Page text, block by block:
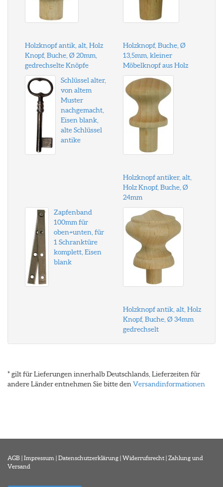
Holzknopf antik, alt, Holz
Knopf, Buche, Ø 20mm,
gedrechselte Knöpfe
Holzknopf, Buche, Ø
13,5mm, kleiner
Möbelknopf aus Holz
Schlüssel alter,
von altem
Muster
nachgemacht,
Eisen blank,
alte Schlüssel
antike
Holzknopf antiker, alt,
Holz Knopf, Buche, Ø
24mm
Zapfenband
100mm für
oben+unten, für
1 Schranktüre
komplett, Eisen
blank
Holzknopf antik, alt, Holz
Knopf, Buche, Ø 34mm
gedrechselt
* gilt für Lieferungen innerhalb Deutschlands, Lieferzeiten für
andere Länder entnehmen Sie bitte den Versandinformationen
AGB | Impressum | Datenschutzerklärung | Widerrufsrecht | Zahlung und
Versand